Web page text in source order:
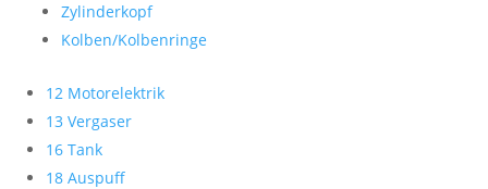
Zylinderkopf
Kolben/Kolbenringe
12 Motorelektrik
13 Vergaser
16 Tank
18 Auspuff